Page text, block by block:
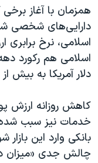
صفحه‌های ویژه
سفر پرزیدنت ترامپ
همزمان با آغاز
دارایی‌های شخصی
اسلامی، نرخ برابری
اسلامی هم رکورد
دلار آمریکا به بیش از «۴۰ هزار تومان»
کاهش روزانه ارزش
خدمات نیز سبب شده
بانکی وارد این
چالش جدی «میزان